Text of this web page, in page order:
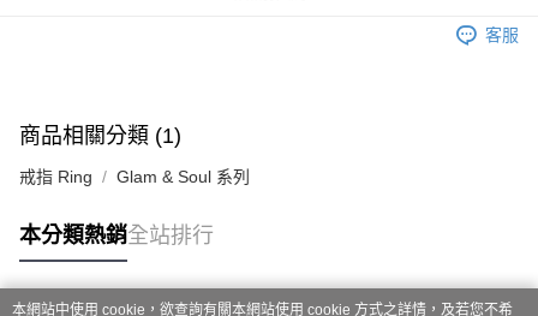
客服
商品相關分類 (1)
戒指 Ring Glam & Soul 系列
本分類熱銷全站排行
本網站中使用 cookie，欲查詢有關本網站使用 cookie 方式之詳情，及若您不希